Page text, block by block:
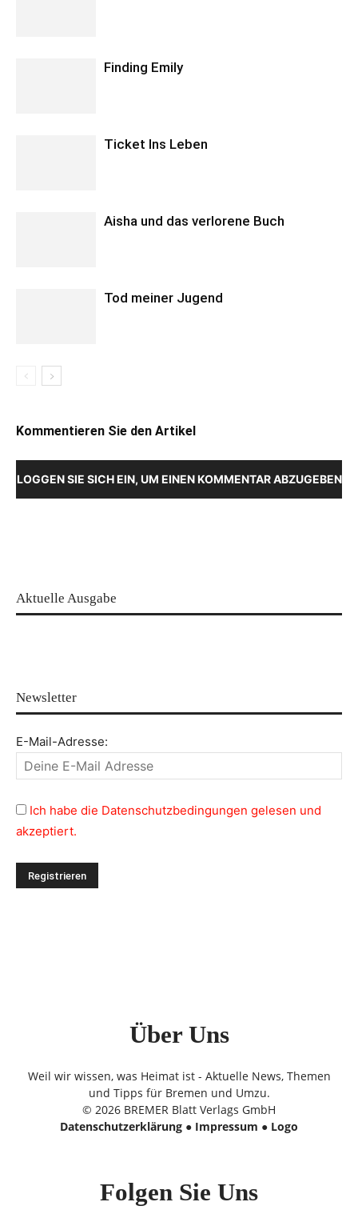
Finding Emily
Ticket Ins Leben
Aisha und das verlorene Buch
Tod meiner Jugend
Kommentieren Sie den Artikel
LOGGEN SIE SICH EIN, UM EINEN KOMMENTAR ABZUGEBEN
Aktuelle Ausgabe
Newsletter
E-Mail-Adresse:
Ich habe die Datenschutzbedingungen gelesen und
akzeptiert.
Über Uns
Weil wir wissen, was Heimat ist - Aktuelle News, Themen
und Tipps für Bremen und Umzu.
© 2026 BREMER Blatt Verlags GmbH
Datenschutzerklärung ● Impressum ● Logo
Folgen Sie Uns